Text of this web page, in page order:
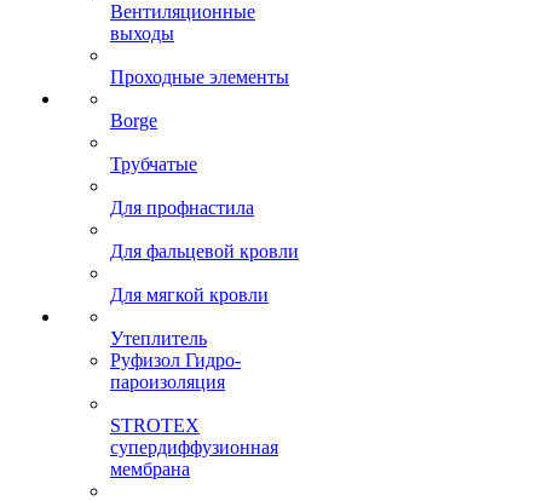
Вентиляционные
выходы
Проходные элементы
Borge
Трубчатые
Для профнастила
Для фальцевой кровли
Для мягкой кровли
Утеплитель
Руфизол Гидро-
пароизоляция
STROTEX
супердиффузионная
мембрана